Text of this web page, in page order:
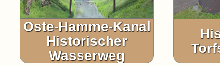
Oste-Hamme-Kanal
Historischer
Wasserweg